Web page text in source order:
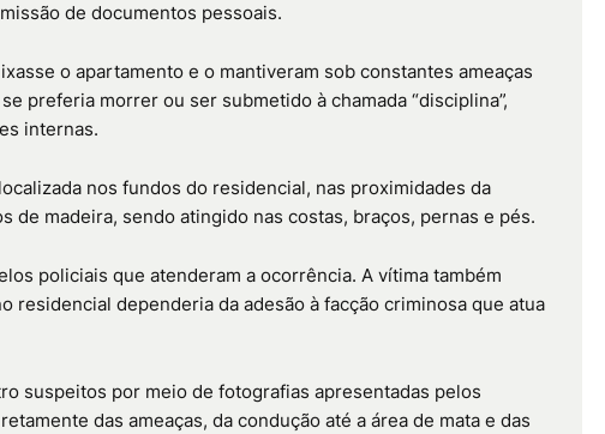
de documentos pessoais.
o apartamento e o mantiveram sob constantes ameaças
preferia morrer ou ser submetido à chamada “disciplina”,
internas.
nos fundos do residencial, nas proximidades da
madeira, sendo atingido nas costas, braços, pernas e pés.
policiais que atenderam a ocorrência. A vítima também
residencial dependeria da adesão à facção criminosa que atua
suspeitos por meio de fotografias apresentadas pelos
das ameaças, da condução até a área de mata e das